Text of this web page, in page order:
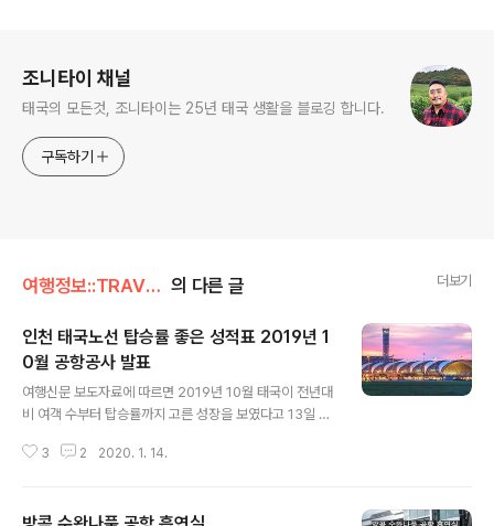
조니타이 채널
태국의 모든것, 조니타이는 25년 태국 생활을 블로깅 합니다.
구독하기
여행정보::TRAVEL/공항소식 의 다른 글 더보기
인천 태국노선 탑승률 좋은 성적표 2019년 1
0월 공항공사 발표
여행신문 보도자료에 따르면 2019년 10월 태국이 전년대
비 여객 수부터 탑승률까지 고른 성장을 보였다고 13일 보
6회 증가한 1,456회를 기록했으며 나란히 여객도 35만 7
3 2 2020. 1. 14.